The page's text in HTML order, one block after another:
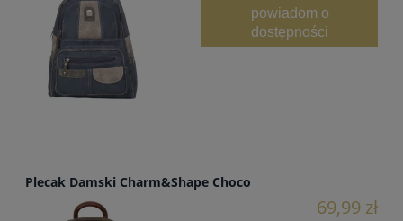
powiadom o
dostępności
Plecak Damski Charm&Shape Choco
69,99 zł